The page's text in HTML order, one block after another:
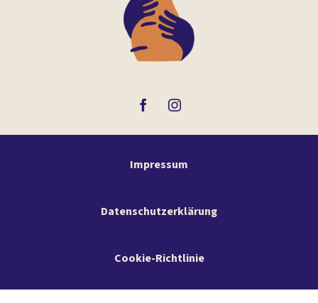
Impressum
Datenschutzerklärung
Cookie-Richtlinie